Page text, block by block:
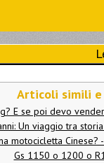
Articoli simili e
E se poi devo
Un viaggio tra
motocicletta Cinese?
Gs 1150 o 1200 o